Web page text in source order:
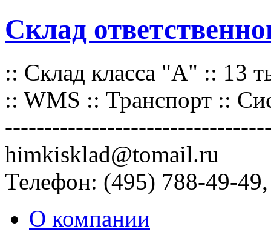
Склад
:: Склад класса "А" :: 13
:: WMS :: Транспорт ::
himkisklad@tomail.ru
Телефон: (495) 788-49-
О компании